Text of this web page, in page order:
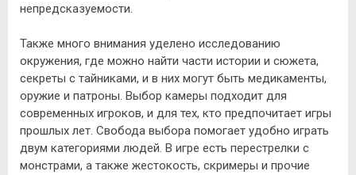
непредсказуемости.
Также много внимания уделено исследованию
окружения, где можно найти части истории и сюжета,
секреты с тайниками, и в них могут быть медикаменты,
оружие и патроны. Выбор камеры подходит для
современных игроков, и для тех, кто предпочитает игры
прошлых лет. Свобода выбора помогает удобно играть
двум категориями людей. В игре есть перестрелки с
монстрами, а также жестокость, скримеры и прочие